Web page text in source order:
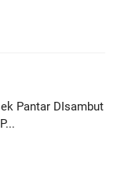
Pantar DIsambut